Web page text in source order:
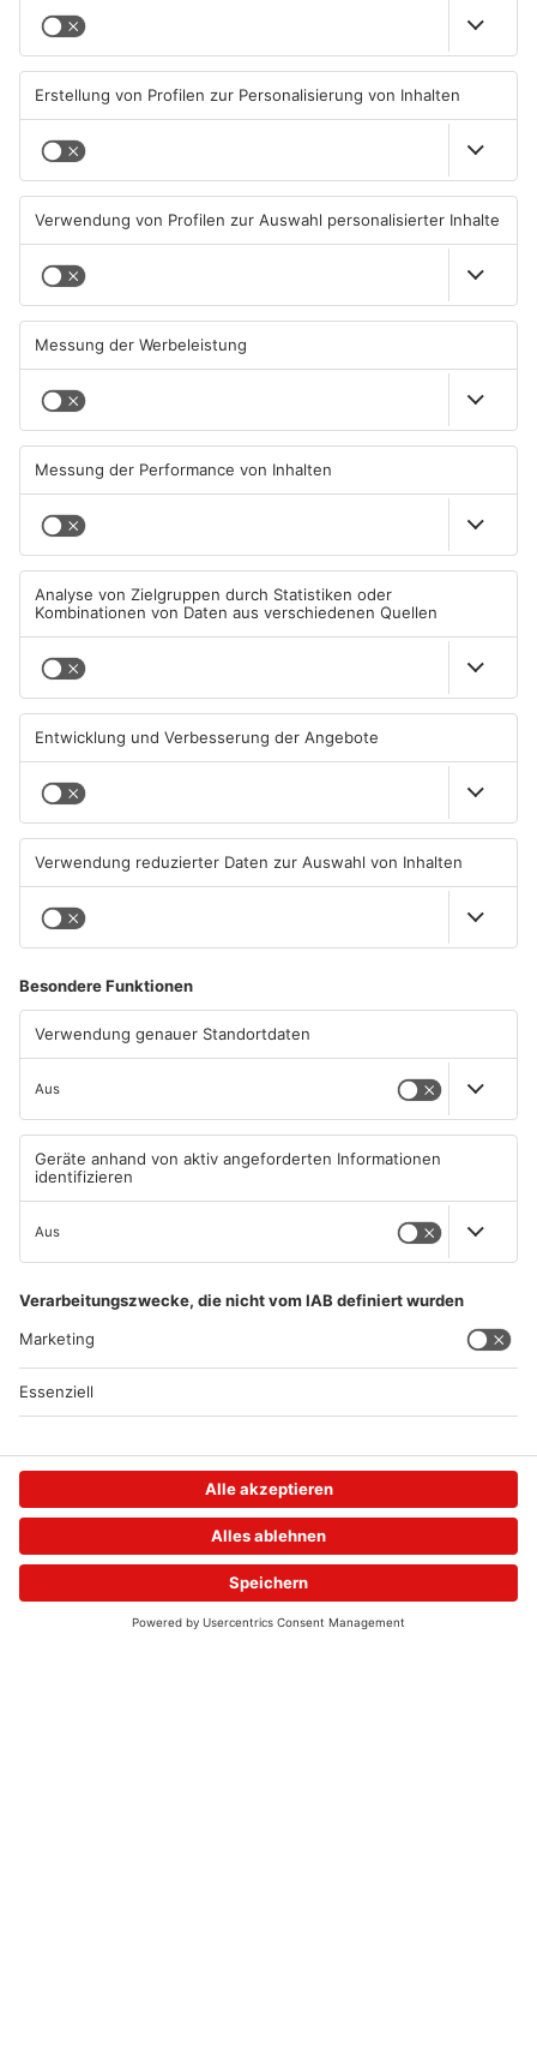
Diese Maislabyrinthe im
Primaveraland haben schon
geöffnet
08.08.2026, 09:45 UHR IN
PRIMAVERALAND
Primaveraland
08.08.2026, 09:39 UHR IN
PRIMAVERALAND
Beobachtungsflüge im
Primaveraland wegen
Waldbrandgefahr
PRIMAVERALAND
Aschaffenburg und
Miltenberg früher abgeholt
07.08.2026, 09:25 UHR IN
TOPNEWS
Schwimmbäder im
Primaveraland weisen teils
erhebliche Mängel auf
06.08.2026, 06:37 UHR IN
PRIMAVERALAND
TOPNEWS
Waldbrandgefahr im
Primaveraland bleibt
weiterhin sehr hoch